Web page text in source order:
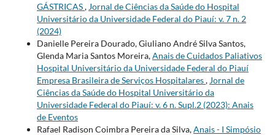
GÁSTRICAS, Jornal de Ciências da Saúde do Hospital
Universitário da Universidade Federal do Piauí: v. 7 n. 2
(2024)
Danielle Pereira Dourado, Giuliano André Silva Santos,
Glenda Maria Santos Moreira,Anais de Cuidados Paliativos
Hospital Universitário da Universidade Federal do Piauí
Empresa Brasileira de Serviços Hospitalares, Jornal de
Ciências da Saúde do Hospital Universitário da
Universidade Federal do Piauí: v. 6 n. Supl.2 (2023): Anais
de Eventos
Rafael Radison Coimbra Pereira da Silva,Anais - I Simpósio